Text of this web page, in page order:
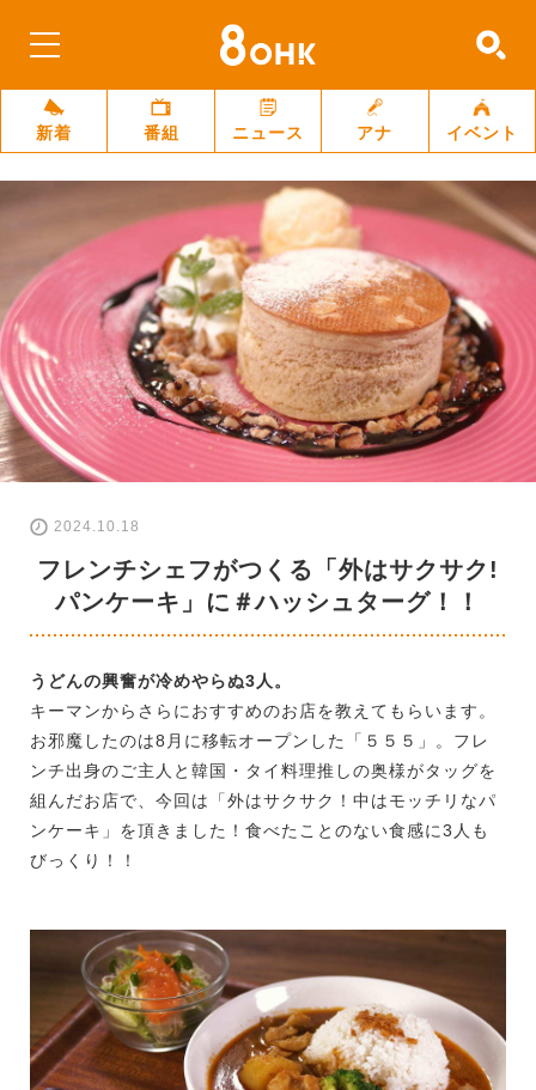
新着 番組 ニュース アナ イベント
2024.10.18
フレンチシェフがつくる「外はサクサク!
パンケーキ」に＃ハッシュターグ！！
うどんの興奮が冷めやらぬ3人。
キーマンからさらにおすすめのお店を教えてもらいます。
お邪魔したのは8月に移転オープンした「５５５」。フレ
ンチ出身のご主人と韓国・タイ料理推しの奥様がタッグを
組んだお店で、今回は「外はサクサク！中はモッチリなパ
ンケーキ」を頂きました！食べたことのない食感に3人も
びっくり！！